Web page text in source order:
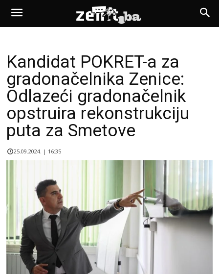
Kandidat POKRET-a za
gradonačelnika Zenice:
Odlazeći gradonačelnik
opstruira rekonstrukciju
puta za Smetove
25.09.2024. | 16:35